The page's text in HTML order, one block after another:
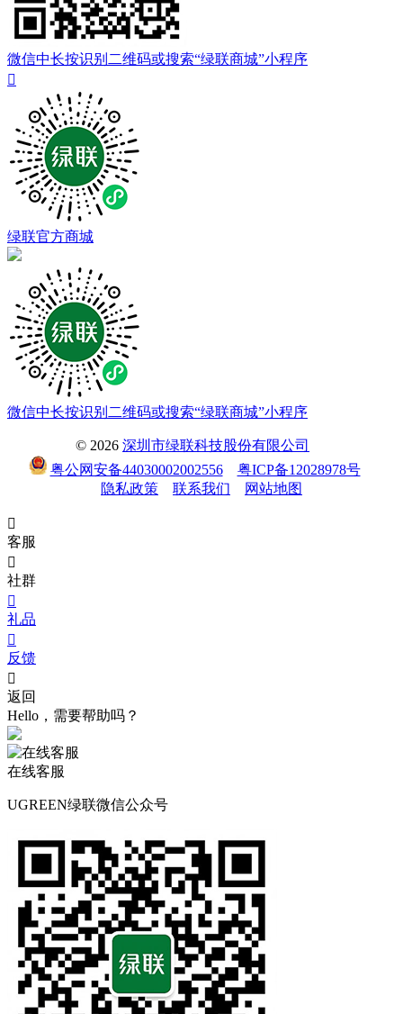
微信中长按识别二维码或搜索“绿联商城”小程序

绿联官方商城
微信中长按识别二维码或搜索“绿联商城”小程序
© 2026 深圳市绿联科技股份有限公司
粤公网安备44030002002556
粤ICP备12028978号
隐私政策
联系我们 网站地图

客服

社群

礼品

反馈

返回
Hello，需要帮助吗？
在线客服
UGREEN绿联微信公众号